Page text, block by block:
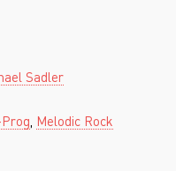
Thrash Metal
Blues
Sadler
Melodic Rock